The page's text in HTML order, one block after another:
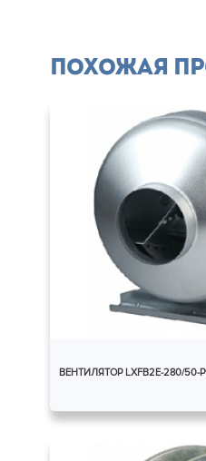
Похожая
ВЕНТИЛЯТОР LXFB2E-280/50-